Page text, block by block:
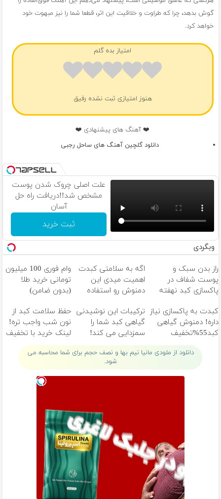
گوش بدهد، چرا که طراوت و خلاقیت این اثر، قطعا شما را نیز مبهوت خود
خواهد کرد.
امتیاز بده گلم
هنوز امتیازی ثبت نشده رفیق
❤️ آهنگ های پیشنهادی ❤️
دانلود گلچین آهنگ های ساحل رجبی
علت اصلی چروک شدن پوست
مشخص شد!!دریافت راه حل
آسان
ثبت خرید
وبگردی
راز بدن سبک و
پوست شفاف در
پاکسازی کبد نهفته
اگه به سلامتی کبدت
اهمیت میدی این
دمنوش رو استفاده
وام فوری 100 میلیون
تومانی خرید طلا
(بدون ضامن)
کبدت به پاکسازی نیاز
داره! دمنوش گیاهی
کبد55%تخفیف
ترکیبات این نوشیدنی
گیاهی کبد شما را
سمزدایی می کند!
حفظ سلامت کبد از
نون شب واجب تره!
لینک خرید با تخفیف
ویژه
دانلود از ملودی مانیا نیم بها و نصف حجم برای شما محاسبه می
شود.